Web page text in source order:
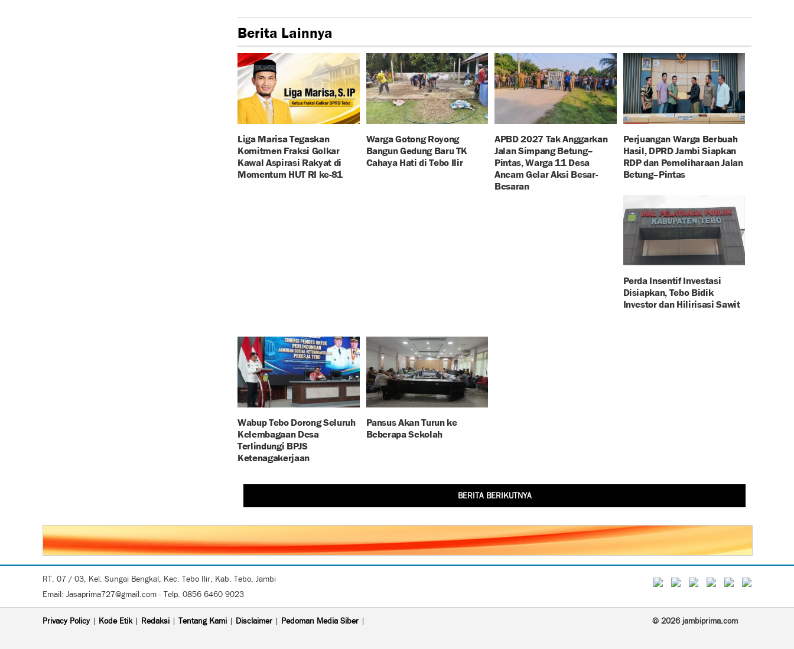
Berita Lainnya
Liga Marisa Tegaskan
Komitmen Fraksi Golkar
Kawal Aspirasi Rakyat di
Momentum HUT RI ke-81
Warga Gotong Royong
Bangun Gedung Baru TK
Cahaya Hati di Tebo Ilir
APBD 2027 Tak Anggarkan
Jalan Simpang Betung–
Pintas, Warga 11 Desa
Ancam Gelar Aksi Besar-
Besaran
Perjuangan Warga Berbuah
Hasil, DPRD Jambi Siapkan
RDP dan Pemeliharaan Jalan
Betung–Pintas
Perda Insentif Investasi
Disiapkan, Tebo Bidik
Investor dan Hilirisasi Sawit
Wabup Tebo Dorong Seluruh
Kelembagaan Desa
Terlindungi BPJS
Ketenagakerjaan
Pansus Akan Turun ke
Beberapa Sekolah
BERITA BERIKUTNYA
RT. 07 / 03, Kel. Sungai Bengkal, Kec. Tebo Ilir, Kab. Tebo, Jambi
Email: Jasaprima727@gmail.com - Telp. 0856 6460 9023
Privacy Policy| Kode Etik| Redaksi | Tentang Kami | Disclaimer | Pedoman Media Siber | © 2026 jambiprima.com